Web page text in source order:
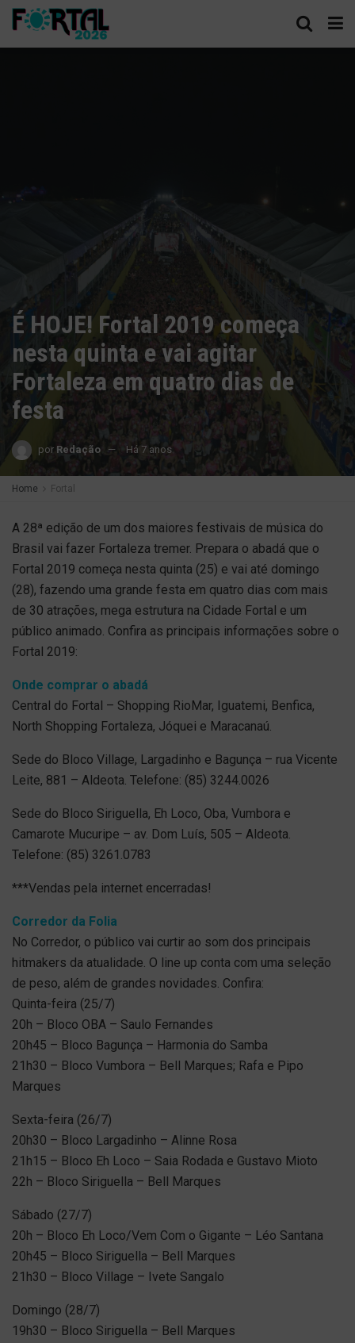
É HOJE! Fortal 2019 começa
nesta quinta e vai agitar
Fortaleza em quatro dias de
festa
por Redação Há 7 anos
Home Fortal
A 28ª edição de um dos maiores festivais de música do
Brasil vai fazer Fortaleza tremer. Prepara o abadá que o
Fortal 2019 começa nesta quinta (25) e vai até domingo
(28), fazendo uma grande festa em quatro dias com mais
de 30 atrações, mega estrutura na Cidade Fortal e um
público animado. Confira as principais informações sobre o
Fortal 2019:
Onde comprar o abadá
Central do Fortal – Shopping RioMar, Iguatemi, Benfica,
North Shopping Fortaleza, Jóquei e Maracanaú.
Sede do Bloco Village, Largadinho e Bagunça – rua Vicente
Leite, 881 – Aldeota. Telefone: (85) 3244.0026
Sede do Bloco Siriguella, Eh Loco, Oba, Vumbora e
Camarote Mucuripe – av. Dom Luís, 505 – Aldeota.
Telefone: (85) 3261.0783
***Vendas pela internet encerradas!
Corredor da Folia
No Corredor, o público vai curtir ao som dos principais
hitmakers da atualidade. O line up conta com uma seleção
de peso, além de grandes novidades. Confira:
Quinta-feira (25/7)
20h – Bloco OBA – Saulo Fernandes
20h45 – Bloco Bagunça – Harmonia do Samba
21h30 – Bloco Vumbora – Bell Marques; Rafa e Pipo
Marques
Sexta-feira (26/7)
20h30 – Bloco Largadinho – Alinne Rosa
21h15 – Bloco Eh Loco – Saia Rodada e Gustavo Mioto
22h – Bloco Siriguella – Bell Marques
Sábado (27/7)
20h – Bloco Eh Loco/Vem Com o Gigante – Léo Santana
20h45 – Bloco Siriguella – Bell Marques
21h30 – Bloco Village – Ivete Sangalo
Domingo (28/7)
19h30 – Bloco Siriguella – Bell Marques